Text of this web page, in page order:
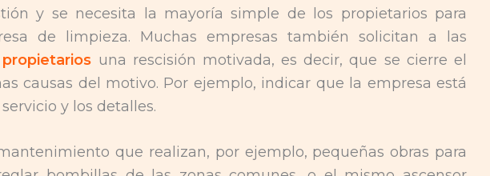
y se necesita la mayoría simple de los propietarios para
de limpieza. Muchas empresas también solicitan a las
una rescisión motivada, es decir, que se cierre el
causas del motivo. Por ejemplo, indicar que la empresa está
y los detalles.
que realizan, por ejemplo, pequeñas obras para